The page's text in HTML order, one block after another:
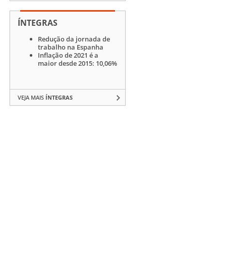
ÍNTEGRAS
Redução da jornada de
trabalho na Espanha
Inflação de 2021 é a
maior desde 2015: 10,06%
VEJA MAIS ÍNTEGRAS